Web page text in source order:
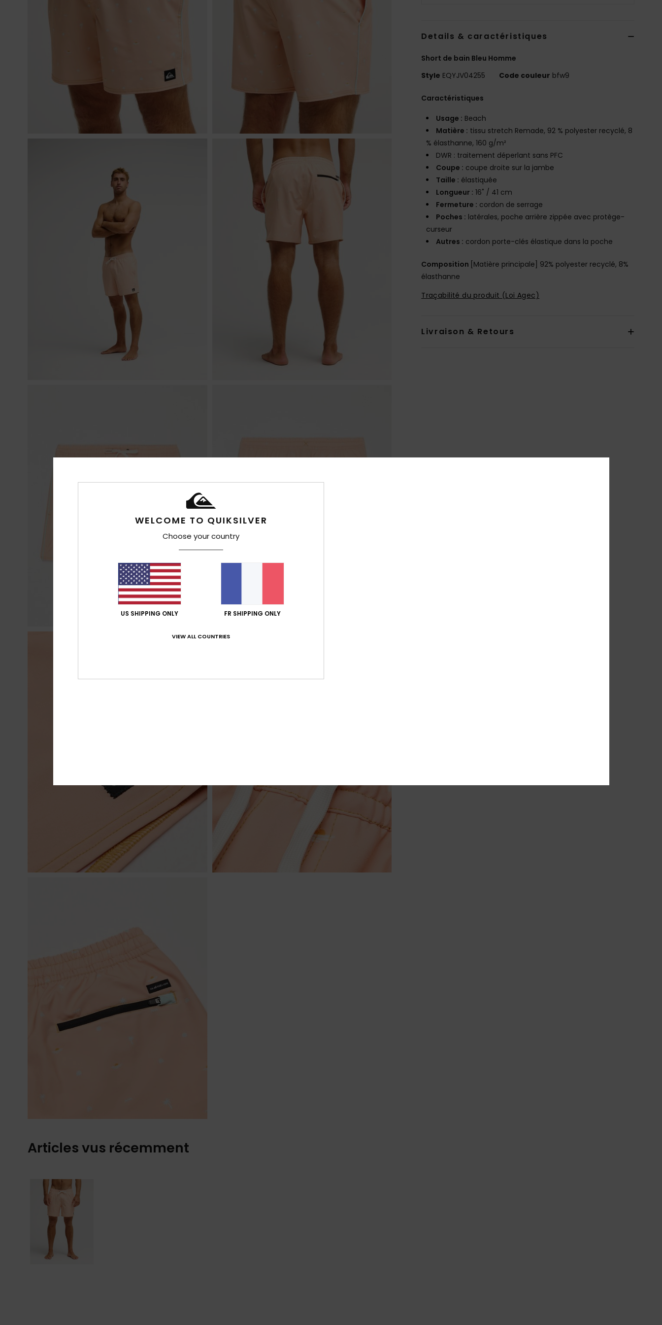
Details & caractéristiques
Short de bain Bleu Homme
Style EQYJV04255 Code couleur bfw9
Caractéristiques
Usage : Beach
Matière : tissu stretch Remade, 92 % polyester recyclé, 8
% élasthanne, 160 g/m²
DWR : traitement déperlant sans PFC
Coupe : coupe droite sur la jambe
Taille : élastiquée
Longueur : 16" / 41 cm
Fermeture : cordon de serrage
Poches : latérales, poche arrière zippée avec protège-
curseur
Autres : cordon porte-clés élastique dans la poche
Composition [Matière principale] 92% polyester recyclé, 8%
élasthanne
Traçabilité du produit (Loi Agec)
Livraison & Retours
Articles vus récemment
WELCOME TO QUIKSILVER
Choose your country
US SHIPPING ONLY FR SHIPPING ONLY
VIEW ALL COUNTRIES